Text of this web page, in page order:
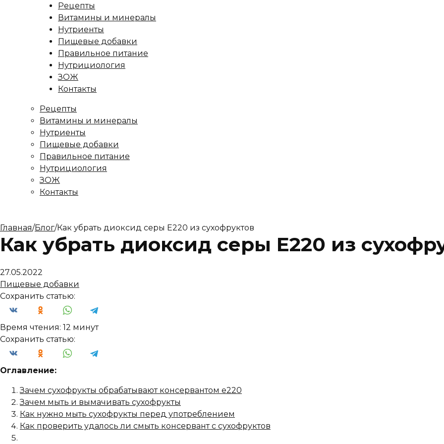
Рецепты
Витамины и минералы
Нутриенты
Пищевые добавки
Правильное питание
Нутрициология
ЗОЖ
Контакты
Рецепты
Витамины и минералы
Нутриенты
Пищевые добавки
Правильное питание
Нутрициология
ЗОЖ
Контакты
Главная/Блог/Как убрать диоксид серы Е220 из сухофруктов
Как убрать диоксид серы Е220 из
27.05.2022
Пищевые добавки
Сохранить статью:
Время чтения: 12 минут
Сохранить статью:
Оглавление:
Зачем сухофрукты обрабатывают консервантом е220
Зачем мыть и вымачивать сухофрукты
Как нужно мыть сухофрукты перед употреблением
Как проверить удалось ли смыть консервант с сухофруктов